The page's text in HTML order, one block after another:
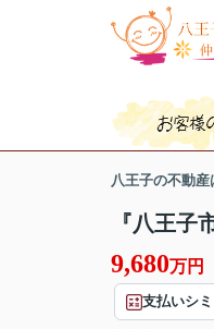
八王子の不動
『八王子
9,680万円
支払いシ